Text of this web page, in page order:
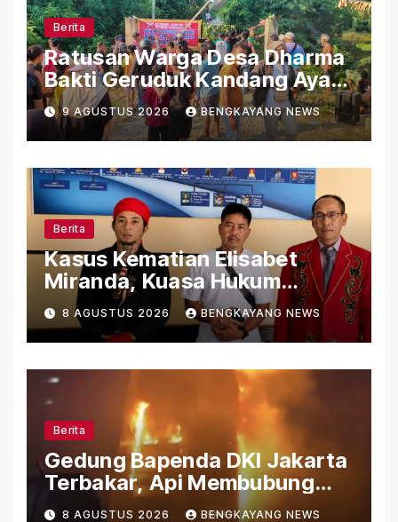
Berita
Ratusan Warga Desa Dharma
Bakti Geruduk Kandang Ayam
di Tengah Permukiman, Gelar
Ritual Adat untuk Penutupan
Permanen
9 AGUSTUS 2026 BENGKAYANG NEWS
Berita
Kasus Kematian Elisabet
Miranda, Kuasa Hukum
Ungkap Sejumlah Persoalan
yang Belum Terjawab
8 AGUSTUS 2026 BENGKAYANG NEWS
Berita
Gedung Bapenda DKI Jakarta
Terbakar, Api Membubung
dari Bagian Atas Gedung
8 AGUSTUS 2026 BENGKAYANG NEWS